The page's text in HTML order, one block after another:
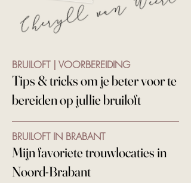
BRUILOFT | VOORBEREIDING
Tips & tricks om je beter voor te
bereiden op jullie bruiloft
BRUILOFT IN BRABANT
Mijn favoriete trouwlocaties in
Noord-Brabant